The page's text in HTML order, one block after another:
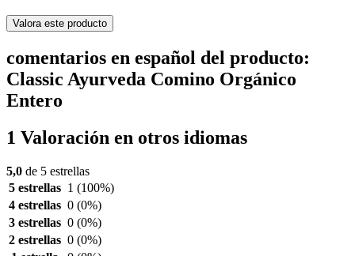
Valora este producto
comentarios en español del producto:
Classic Ayurveda Comino Orgánico
Entero
1 Valoración en otros idiomas
5,0 de 5 estrellas
5 estrellas 1 (100%)
4 estrellas 0 (0%)
3 estrellas 0 (0%)
2 estrellas 0 (0%)